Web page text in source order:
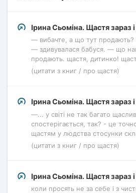
Ірина Сьоміна. Щастя зараз
— вибачте, а що тут продають?
— здивувалася бабуся. — що
продають. щастя, дитинко!
(цитати з книг / про щастя)
Ірина Сьоміна. Щастя зараз
—... у світі не так багато
спостерігається, так? - це
щастям у людства стосунки
(цитати з книг / про щастя)
Ірина Сьоміна. Щастя зараз
коли просять не за себе і з